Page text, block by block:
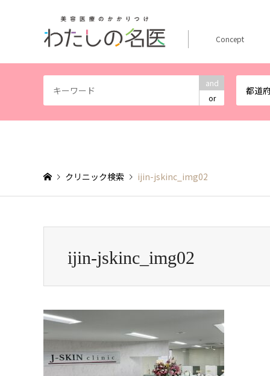
and
or
都道
Concept
クリニック検索 ijin-jskinc_img02
ijin-jskinc_img02